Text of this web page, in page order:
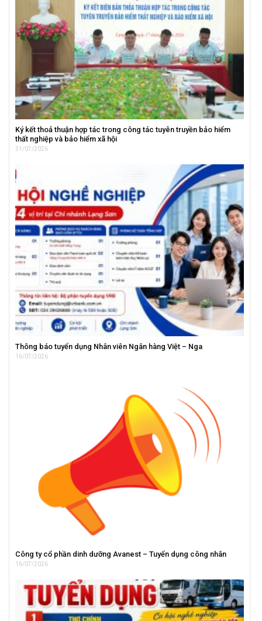
Ký kết thoả thuận hợp tác trong công tác tuyên truyền bảo hiểm
thất nghiệp và bảo hiểm xã hội
31/07/2026
Thông báo tuyển dụng Nhân viên Ngân hàng Việt – Nga
16/07/2026
Công ty cổ phần dinh dưỡng Avanest – Tuyển dụng công nhân
16/07/2026